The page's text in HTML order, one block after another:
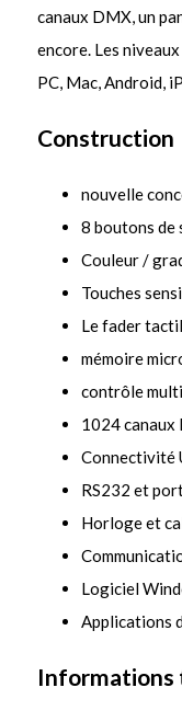
canaux DMX, un
encore. Les
PC, Mac, Android,
Construction
nouvelle
8 boutons de
Couleur /
Touches
Le fader
mémoire
contrôle
1024 canaux
Connectivité
RS232 et
Horloge et
Logiciel
Applications
Informations